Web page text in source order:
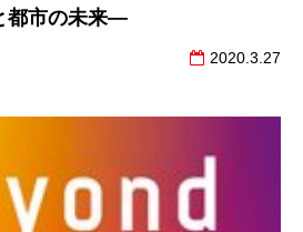
都市の未来―
2020.3.27